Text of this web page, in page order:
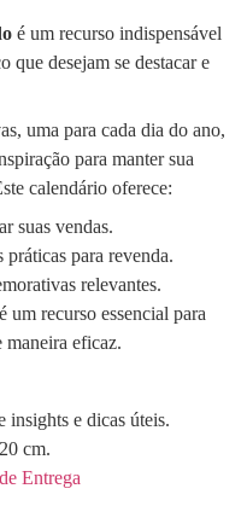
é um recurso indispensável
que desejam se destacar e
uma para cada dia do ano,
para manter sua
calendário oferece:
suas vendas.
práticas para revenda.
relevantes.
é um recurso essencial para
maneira eficaz.
insights e dicas úteis.
cm.
Entrega